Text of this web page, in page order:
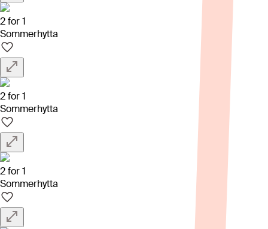
2 for 1
Sommerhytta
2 for 1
Sommerhytta
2 for 1
Sommerhytta